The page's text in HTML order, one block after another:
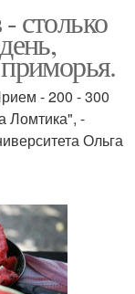
столько
- 200 - 300
Ломтика", -
Ольга